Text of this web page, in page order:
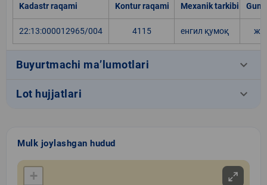
Kadastr raqami Kontur raqami Mexanik tarkibi
22:13:000012965/004 4115 енгил қумоқ
Buyurtmachi ma’lumotlari keyboard_arrow_down
Lot hujjatlari keyboard_arrow_down
Mulk joylashgan hudud
+